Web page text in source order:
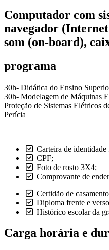
Computador com
navegador
som (on-board),
programa
30h- Didática do Ensino
30h- Modelagem de Máquinas
Proteção de Sistemas Elétricos
Perícia
Carteira de identidade
CPF;
Foto de rosto 3X4;
Comprovante de
Certidão de
Diploma frente e
Histórico escolar da
Carga horária e